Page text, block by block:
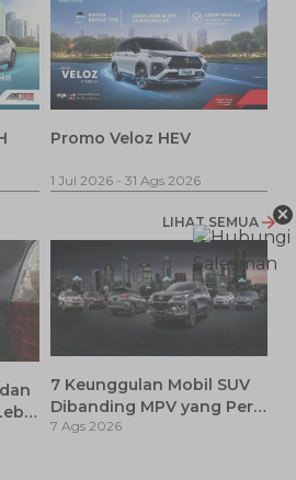
Promo Veloz HEV
1 Jul 2026 - 31 Ags 2026
LIHAT SEMUA
7 Keunggulan Mobil SUV
Dibanding MPV yang Perlu
Anda Ketahui
7 Ags 2026
×